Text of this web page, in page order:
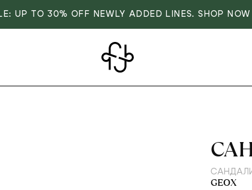
UP TO 30% OFF NEWLY ADDED LINES. SHOP NOW
GEOX